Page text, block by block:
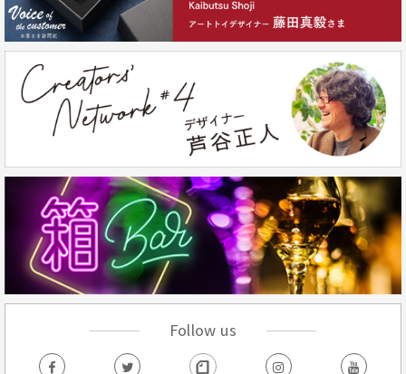
Follow us